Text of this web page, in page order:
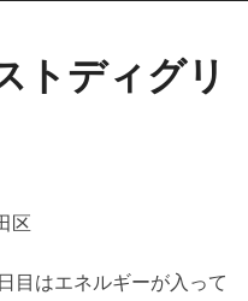
トディグリ
区
目はエネルギーが入って